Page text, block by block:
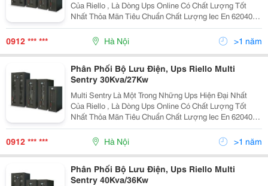
Của Riello , Là Dòng Ups Online Có Chất Lượng Tốt
Nhất Thỏa Mãn Tiêu Chuẩn Chất Lượng Iec En 62040-3
Multi Sentry Được Chế Tạo Với Mục Đích Bảo Vệ Các
Thông Tin Thiết Yếu, Hệ Thống Viễn Thông, Mạng
0912 *** *** Hà Nội >1 năm
Phân Phối Bộ Lưu Điện, Ups Riello Multi
Sentry 30Kva/27Kw
Multi Sentry Là Một Trong Những Ups Hiện Đại Nhất
Của Riello , Là Dòng Ups Online Có Chất Lượng Tốt
Nhất Thỏa Mãn Tiêu Chuẩn Chất Lượng Iec En 62040-3
Multi Sentry Được Chế Tạo Với Mục Đích Bảo Vệ Các
Thông Tin Thiết Yếu, Hệ Thống Viễn Thông, Mạng
0912 *** *** Hà Nội >1 năm
Phân Phối Bộ Lưu Điện, Ups Riello Multi
Sentry 40Kva/36Kw